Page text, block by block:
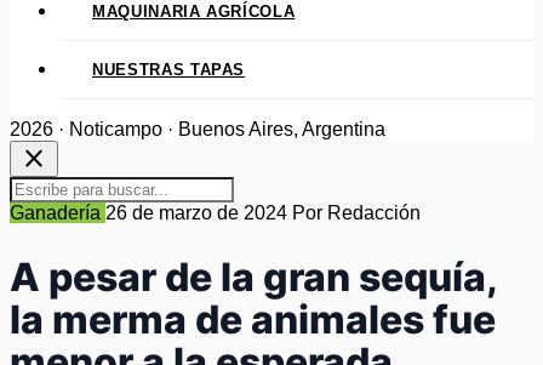
MAQUINARIA AGRÍCOLA
NUESTRAS TAPAS
2026 · Noticampo · Buenos Aires, Argentina
close
Ganadería 26 de marzo de 2024 Por Redacción
A pesar de la gran sequía,
la merma de animales fue